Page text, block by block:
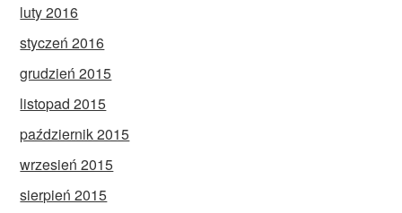
luty 2016
styczeń 2016
grudzień 2015
listopad 2015
październik 2015
wrzesień 2015
sierpień 2015